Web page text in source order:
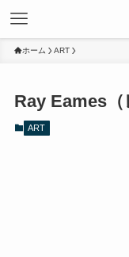
ホーム ART
Ray Eames（
ART